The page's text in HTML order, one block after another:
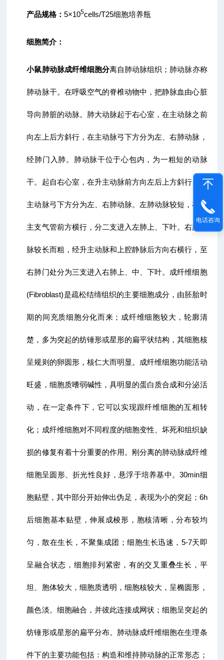
产品规格：5×105cells/T25细胞培养瓶
细胞简介：
小鼠肺动脉成纤维细胞分离自肺动脉组织；肺动脉亦称
肺动脉干。在呼吸空气的脊椎动物中，把静脉血由心脏
导向肺脏的动脉。肺大动脉起于右心室，在主动脉之前
向左上后方斜行，在主动脉弓下方分为左、右肺动脉，
经肺门入肺。肺动脉干位于心包内，为一粗短的动脉
干。起自右心室，在升主动脉前方向左后上方斜行，至
主动脉弓下方分为左、右肺动脉。左肺动脉较短，在左
主支气管前方横行，分二支进入左肺上、下叶。右肺动
脉较长而粗，经升主动脉和上腔静脉后方向右横行，至
右肺门处分为三支进入右肺上、中、下叶。成纤维细胞
(Fibroblast)是疏松结缔组织的主要细胞成分，由胚胎时
期的间充质细胞分化而来；成纤维细胞较大，轮廓清
楚，多为突起的纺锤形或星形的扁平状结构，其细胞核
呈规则的卵圆形，核仁大而明显。成纤维细胞功能活动
旺盛，细胞质嗜弱碱性，具明显的蛋白质合成和分泌活
动，在一定条件下，它可以实现跟纤维细胞的互相转
化；成纤维细胞对不同程度的细胞变性、坏死和组织缺
损的修复有着十分重要的作用。刚分离的肺动脉成纤维
细胞呈圆形、折光性良好，悬浮于培养基中。30min细
胞贴壁，其中部分开始伸出伪足，表现为小的突起；6h
后细胞基本贴壁，伸展成梭形，胞核清晰，分布较均
匀，散在生长，不聚集成团；细胞生长迅速，5-7天即
呈融合状态，细胞排列紧密，有的交叉重叠生长，平
坦、胞体较大，细胞质透明，细胞核较大，呈椭圆形，
颜色淡。细胞融合，并彼此连接成网状；细胞呈突起的
纺锤形或星形的扁平分布。肺动脉成纤维细胞在生理条
件下的主要功能包括：构造和维持肺动脉的正常形态；
电话咨询